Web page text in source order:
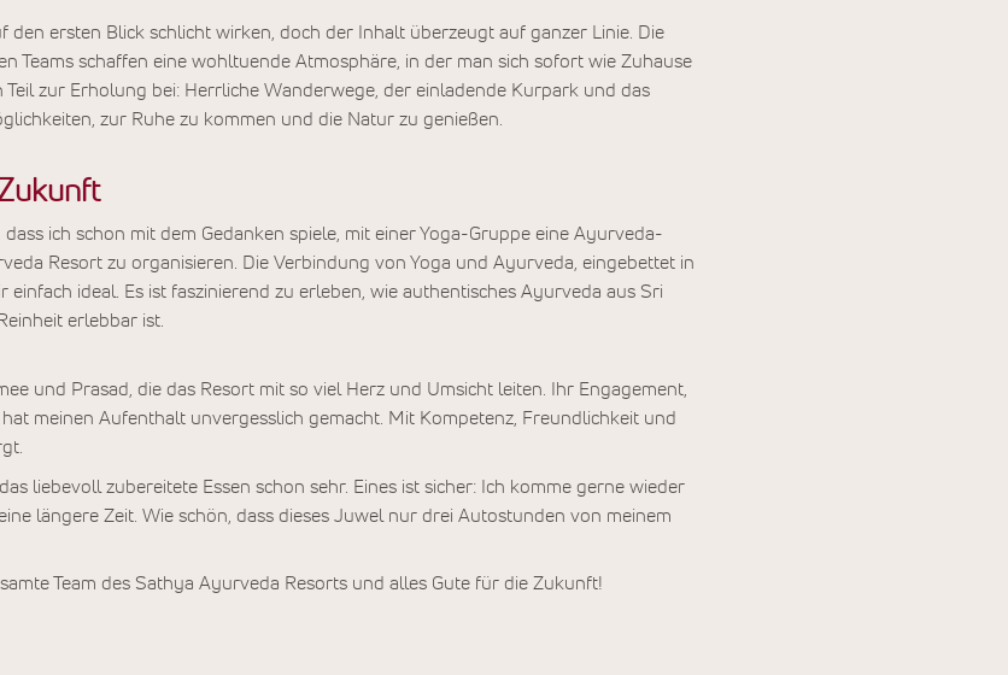
den ersten Blick schlicht wirken, doch der Inhalt überzeugt auf ganzer Linie. Die
Teams schaffen eine wohltuende Atmosphäre, in der man sich sofort wie Zuhause
zur Erholung bei: Herrliche Wanderwege, der einladende Kurpark und das
zur Ruhe zu kommen und die Natur zu genießen.
ich schon mit dem Gedanken spiele, mit einer Yoga-Gruppe eine Ayurveda-
Resort zu organisieren. Die Verbindung von Yoga und Ayurveda, eingebettet in
einfach ideal. Es ist faszinierend zu erleben, wie authentisches Ayurveda aus Sri
erlebbar ist.
und Prasad, die das Resort mit so viel Herz und Umsicht leiten. Ihr Engagement,
meinen Aufenthalt unvergesslich gemacht. Mit Kompetenz, Freundlichkeit und
liebevoll zubereitete Essen schon sehr. Eines ist sicher: Ich komme gerne wieder
längere Zeit. Wie schön, dass dieses Juwel nur drei Autostunden von meinem
Team des Sathya Ayurveda Resorts und alles Gute für die Zukunft!